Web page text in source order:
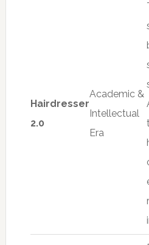
Hairdresser
2.0
Academic &
Intellectual
Era